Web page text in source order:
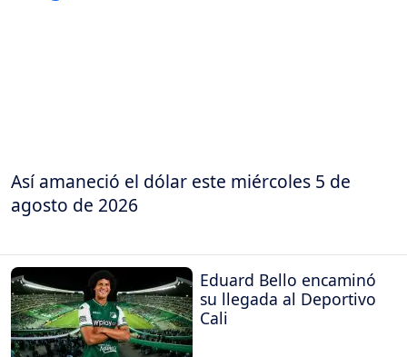
Así amaneció el dólar este miércoles 5 de
agosto de 2026
Eduard Bello encaminó
su llegada al Deportivo
Cali